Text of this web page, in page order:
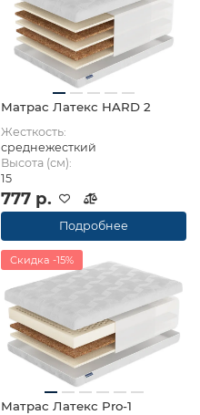
Матрас Латекс HARD 2
Жесткость:
среднежесткий
Высота (см):
15
777 р.
Подробнее
Скидка -15%
Матрас Латекс Pro-1